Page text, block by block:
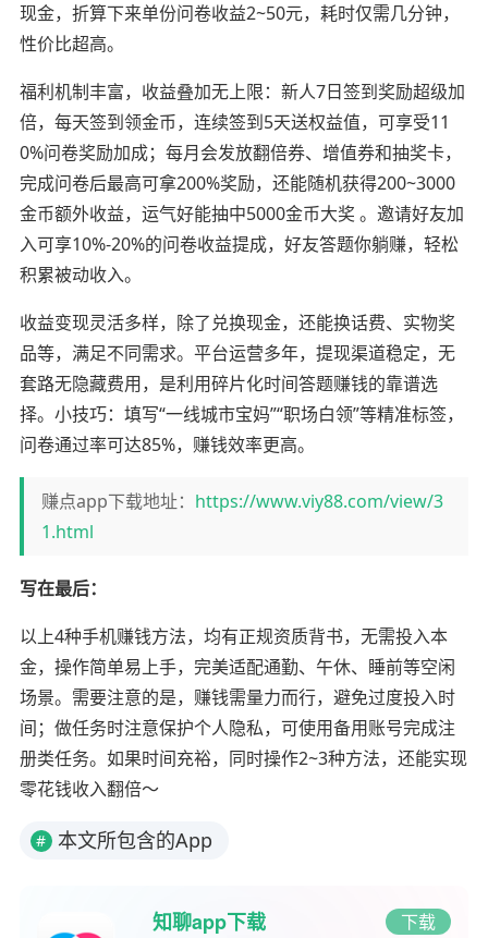
现金，折算下来单份问卷收益2~50元，耗时仅需几分钟，
性价比超高。
福利机制丰富，收益叠加无上限：新人7日签到奖励超级加
倍，每天签到领金币，连续签到5天送权益值，可享受11
0%问卷奖励加成；每月会发放翻倍券、增值券和抽奖卡，
完成问卷后最高可拿200%奖励，还能随机获得200~3000
金币额外收益，运气好能抽中5000金币大奖 。邀请好友加
入可享10%-20%的问卷收益提成，好友答题你躺赚，轻松
积累被动收入。
收益变现灵活多样，除了兑换现金，还能换话费、实物奖
品等，满足不同需求。平台运营多年，提现渠道稳定，无
套路无隐藏费用，是利用碎片化时间答题赚钱的靠谱选
择。小技巧：填写“一线城市宝妈”“职场白领”等精准标签，
问卷通过率可达85%，赚钱效率更高。
赚点app下载地址： https://www.viy88.com/view/3
1.html
写在最后：
以上4种手机赚钱方法，均有正规资质背书，无需投入本
金，操作简单易上手，完美适配通勤、午休、睡前等空闲
场景。需要注意的是，赚钱需量力而行，避免过度投入时
间；做任务时注意保护个人隐私，可使用备用账号完成注
册类任务。如果时间充裕，同时操作2~3种方法，还能实现
零花钱收入翻倍～
# 本文所包含的App
知聊app下载 下载